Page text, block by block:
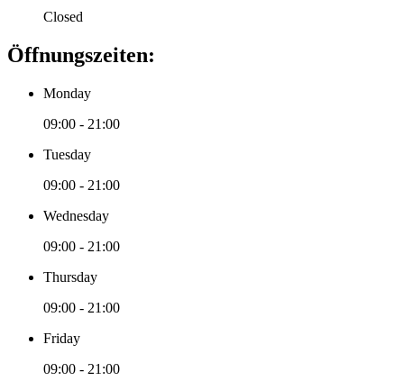
Closed
Öffnungszeiten:
Monday
09:00 - 21:00
Tuesday
09:00 - 21:00
Wednesday
09:00 - 21:00
Thursday
09:00 - 21:00
Friday
09:00 - 21:00